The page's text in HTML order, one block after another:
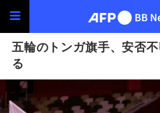
五輪のトンガ旗手、安否
る